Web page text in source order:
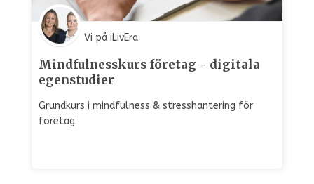
Vi på iLivEra
Mindfulnesskurs företag - digitala
egenstudier
Grundkurs i mindfulness & stresshantering för
företag.